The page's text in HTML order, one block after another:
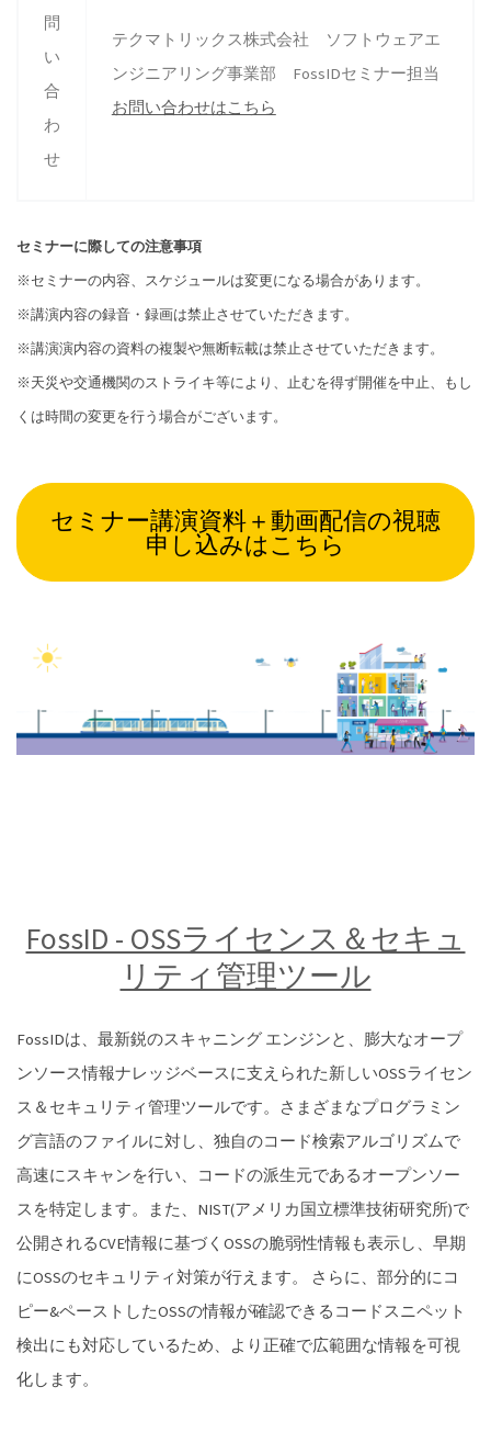
問
い
合
わ
せ
テクマトリックス株式会社 ソフトウェアエ
ンジニアリング事業部 FossIDセミナー担当
お問い合わせはこちら
セミナーに際しての注意事項
※セミナーの内容、スケジュールは変更になる場合があります。
※講演内容の録音・録画は禁止させていただきます。
※講演演内容の資料の複製や無断転載は禁止させていただきます。
※天災や交通機関のストライキ等により、止むを得ず開催を中止、もし
くは時間の変更を行う場合がございます。
セミナー講演資料＋動画配信の視聴
申し込みはこちら
FossID - OSSライセンス＆セキュ
リティ管理ツール
FossIDは、最新鋭のスキャニング エンジンと、膨大なオープ
ンソース情報ナレッジベースに支えられた新しいOSSライセン
ス＆セキュリティ管理ツールです。さまざまなプログラミン
グ言語のファイルに対し、独自のコード検索アルゴリズムで
高速にスキャンを行い、コードの派生元であるオープンソー
スを特定します。また、NIST(アメリカ国立標準技術研究所)で
公開されるCVE情報に基づくOSSの脆弱性情報も表示し、早期
にOSSのセキュリティ対策が行えます。 さらに、部分的にコ
ピー&ペーストしたOSSの情報が確認できるコードスニペット
検出にも対応しているため、より正確で広範囲な情報を可視
化します。